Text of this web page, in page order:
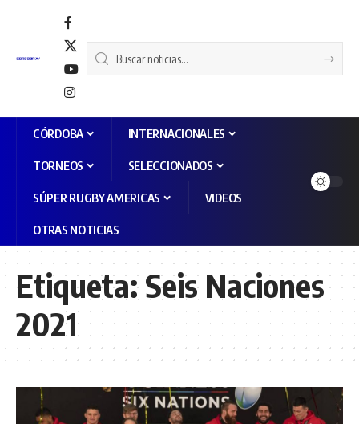
CÓRDOBA INTERNACIONALES
TORNEOS SELECCIONADOS
SÚPER RUGBY AMERICAS VIDEOS
OTRAS NOTICIAS
Etiqueta:Seis Naciones
2021